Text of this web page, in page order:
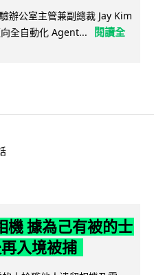
辦公室主管兼副總裁 Jay Kim
全自動化 Agent...
閱讀全
機 據為己有被的士
入境被捕